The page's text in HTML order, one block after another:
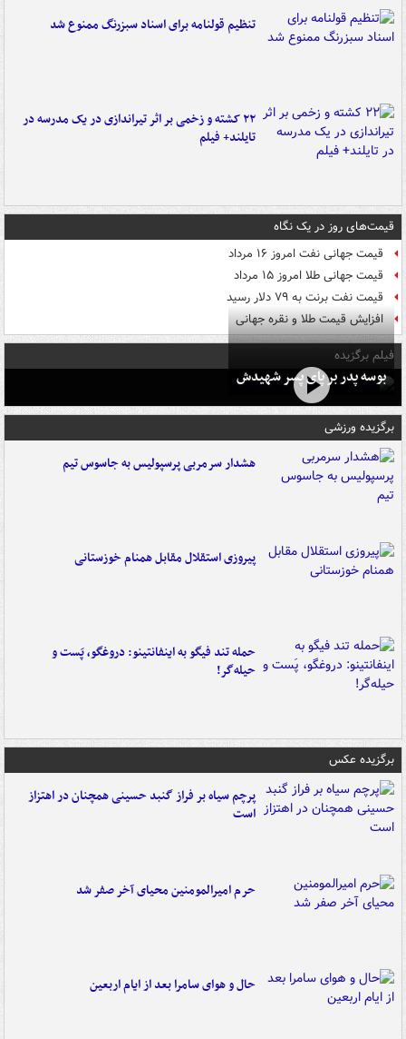
تنظیم قولنامه برای اسناد سبزرنگ ممنوع شد
۲۲ کشته و زخمی بر اثر تیراندازی در یک مدرسه در
تایلند+ فیلم
قیمت‌های روز در یک نگاه
قیمت جهانی نفت امروز ۱۶ مرداد
قیمت جهانی طلا امروز ۱۵ مرداد
قیمت نفت برنت به ۷۹ دلار رسید
افزایش قیمت طلا و نقره جهانی
فیلم برگزیده
بوسه‌ پدر بر پای پسر شهیدش
برگزیده ورزشی
هشدار سرمربی پرسپولیس به جاسوس تیم
پیروزی استقلال مقابل همنام خوزستانی
حمله تند فیگو به اینفانتینو: دروغگو، پَست‌ و
حیله‌گر!
برگزیده عکس
پرچم سیاه بر فراز گنبد حسینی همچنان در اهتزاز
است
حرم امیرالمومنین محیای آخر صفر شد
حال و هوای سامرا بعد از ایام اربعین